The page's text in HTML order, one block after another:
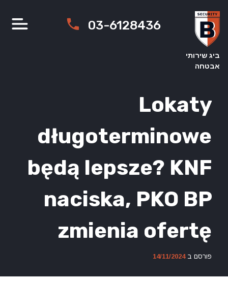
content
ביג שירותי
אבטחה
03-6128436
Lokaty
długoterminowe
będą lepsze? KNF
naciska, PKO BP
zmienia ofertę
פורסם ב14/11/2024